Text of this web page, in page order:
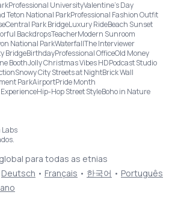
Professional UniversityValentine's Day
Teton National ParkProfessional Fashion Outfit
Central Park BridgeLuxury RideBeach Sunset
BackdropsTeacherModern Sunroom
National ParkWaterfallThe Interviewer
BridgeBirthdayProfessional OfficeOld Money
BoothJolly Christmas Vibes HDPodcast Studio
Snowy City Streets at NightBrick Wall
ParkAirportPride Month
Hip-Hop Street StyleBoho in Nature
para todas as etnias
Deutsch • Français • 한국어 • Português